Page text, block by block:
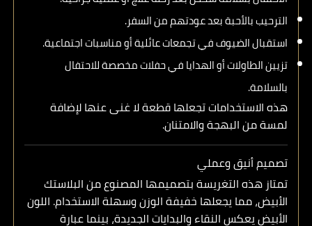
الترحيب بالأحبة بعد عودتهم من السفر.
استقبال الضيوف في تجمعات عائلية أو مناسبات اجتماعية.
تزيين الطاولات أو الهدايا في حفلات مخصصة للاحتفال
بالسلامة.
هذه الاستخدامات تجعلها قطعة لا غنى عنها لإضافة
لمسة من البهجة والامتنان.
تصميم أنيق وعملي
تمتاز هذه التغريسة بتصميمها المصنوع منالبلاستك
الأبيض، مما يجعلها خفيفة الوزن وسهلة الاستخدام. اللون
الأبيض يعكس النقاء والبدايات الجديدة، بينما عبارة